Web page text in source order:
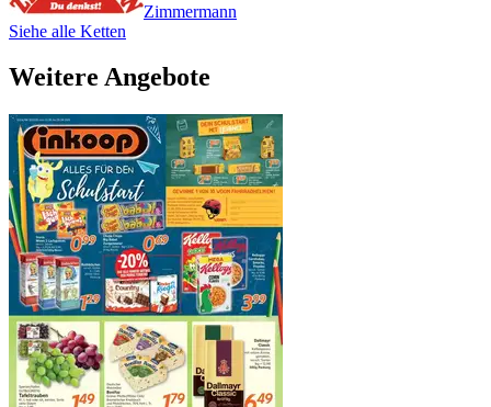
Zimmermann
Siehe alle Ketten
Weitere Angebote